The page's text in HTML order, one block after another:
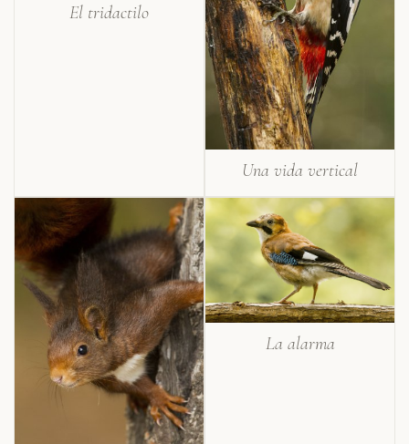
El tridactilo
Una vida vertical
La alarma